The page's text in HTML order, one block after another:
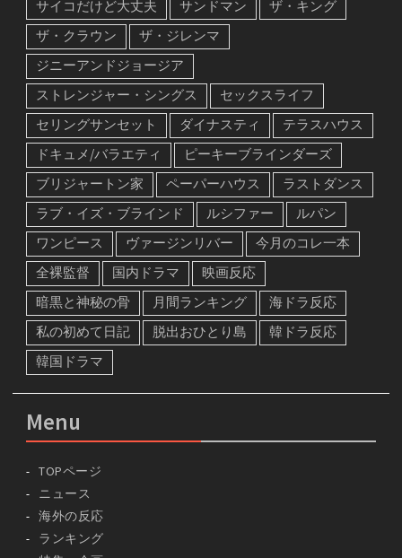
サイコだけど大丈夫
サンドマン
ザ・キング
ザ・クラウン
ザ・ジレンマ
ジニーアンドジョージア
ストレンジャー・シングス
セックスライフ
セリングサンセット
ダイナスティ
テラスハウス
ドキュメ/バラエティ
ピーキーブラインダーズ
ブリジャートン家
ペーパーハウス
ラストダンス
ラブ・イズ・ブラインド
ルシファー
ルパン
ワンピース
ヴァージンリバー
今月のコレ一本
全裸監督
国内ドラマ
映画反応
暗黒と神秘の骨
月間ランキング
海ドラ反応
私の初めて日記
脱出おひとり島
韓ドラ反応
韓国ドラマ
Menu
TOPページ
ニュース
海外の反応
ランキング